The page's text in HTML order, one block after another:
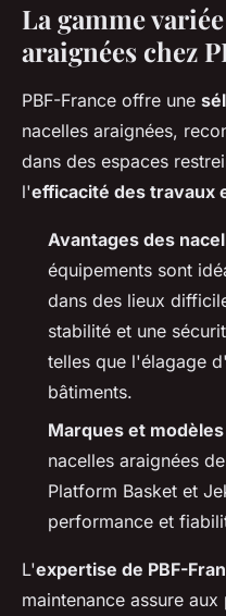
La gamme
araignées chez
PBF-France offre une
nacelles araignées,
dans des espaces
l'efficacité des travaux
Avantages des
équipements sont
dans des lieux
stabilité et une
telles que l'élagage
bâtiments.
Marques et modèles
nacelles araignées
Platform Basket et
performance et
L'expertise de PBF-
maintenance assure